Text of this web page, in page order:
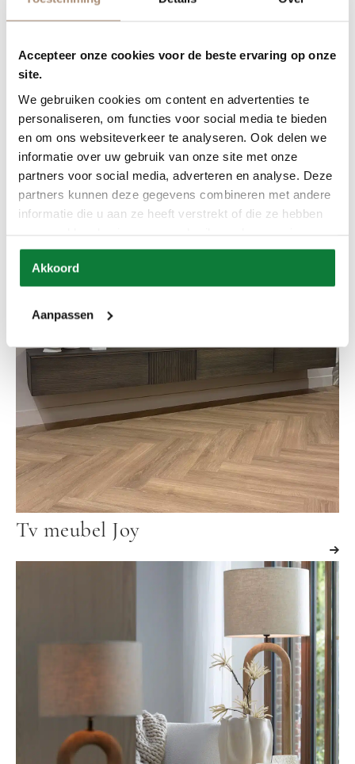
Accepteer onze cookies voor de beste ervaring op onze
site.
We gebruiken cookies om content en advertenties te
personaliseren, om functies voor social media te bieden
en om ons websiteverkeer te analyseren. Ook delen we
informatie over uw gebruik van onze site met onze
partners voor social media, adverteren en analyse. Deze
partners kunnen deze gegevens combineren met andere
informatie die u aan ze heeft verstrekt of die ze hebben
Akkoord
Aanpassen
Bank Mosey
Tv meubel Joy